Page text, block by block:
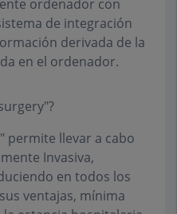
ordenador con
de integración
derivada de la
en el ordenador.
permite llevar a cabo
Invasiva,
en todos los
ventajas, mínima